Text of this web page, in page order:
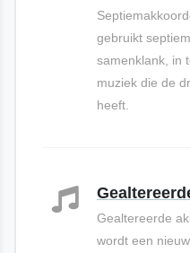
gebruikt
samenklank, in
muziek die de
heeft.
Gealtereerde
wordt een